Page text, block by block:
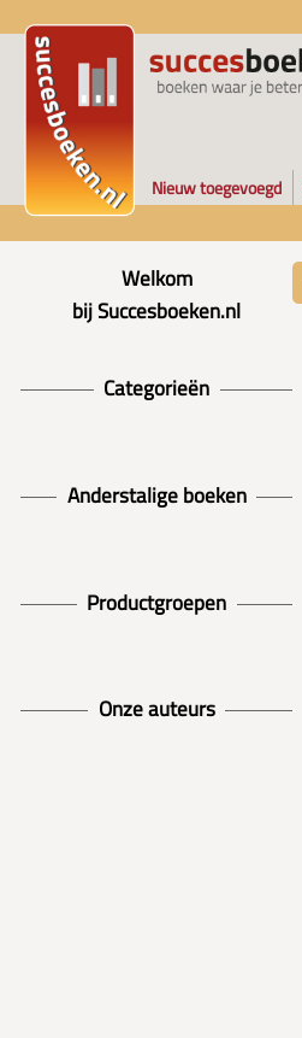
Nieuw toegevoegd
Welkom
bij Succesboeken.nl
Categorieën
Anderstalige boeken
Productgroepen
Onze auteurs